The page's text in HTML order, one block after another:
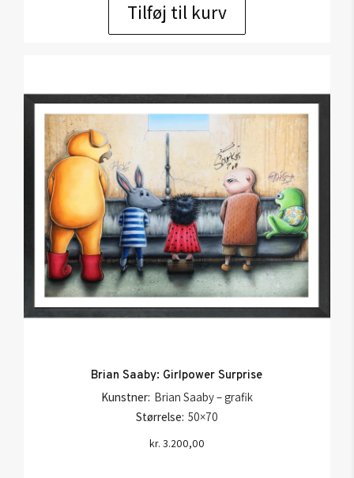
Tilføj til kurv
Brian Saaby: Girlpower Surprise
Kunstner: Brian Saaby – grafik
Størrelse: 50×70
kr. 3.200,00